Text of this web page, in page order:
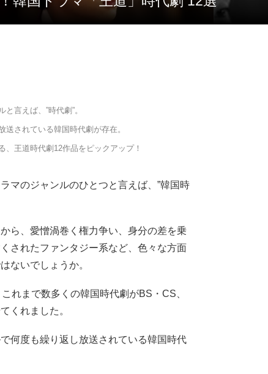
言えば、”時代劇”。
されている韓国時代劇が存在。
王道時代劇12作品をピックアップ！
マのジャンルのひとつと言えば、”韓国時
ら、愛憎渦巻く権力争い、身分の差を乗
されたファンタジー系など、色々な方面
ないでしょうか。
れまで数多くの韓国時代劇がBS・CS、
くれました。
何度も繰り返し放送されている韓国時代